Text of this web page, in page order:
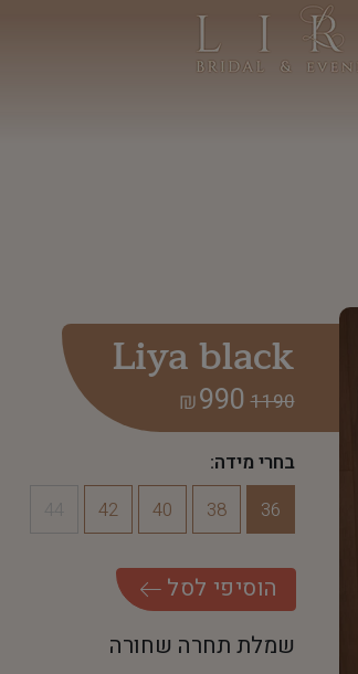
Liya black
1190
990
₪
בחרי מידה:
36
38
40
42
הוסיפי לסל
שמלת תחרה שחורה